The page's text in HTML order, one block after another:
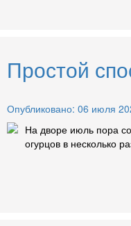
Простой
Опубликовано: 06 июля
На дворе июль пора
огурцов в несколько